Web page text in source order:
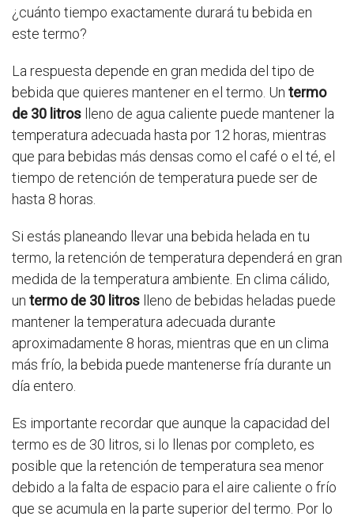
¿cuánto tiempo exactamente durará tu bebida en
este termo?
La respuesta depende en gran medida del tipo de
bebida que quieres mantener en el termo. Un termo
de 30 litros lleno de agua caliente puede mantener la
temperatura adecuada hasta por 12 horas, mientras
que para bebidas más densas como el café o el té, el
tiempo de retención de temperatura puede ser de
hasta 8 horas.
Si estás planeando llevar una bebida helada en tu
termo, la retención de temperatura dependerá en gran
medida de la temperatura ambiente. En clima cálido,
un termo de 30 litros lleno de bebidas heladas puede
mantener la temperatura adecuada durante
aproximadamente 8 horas, mientras que en un clima
más frío, la bebida puede mantenerse fría durante un
día entero.
Es importante recordar que aunque la capacidad del
termo es de 30 litros, si lo llenas por completo, es
posible que la retención de temperatura sea menor
debido a la falta de espacio para el aire caliente o frío
que se acumula en la parte superior del termo. Por lo